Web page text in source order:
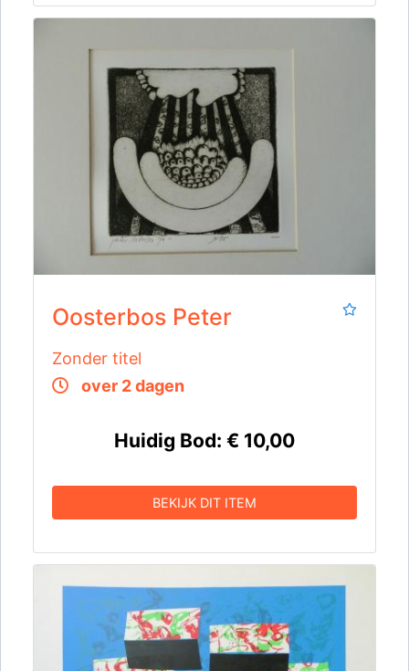
Oosterbos Peter
Zonder titel
over 2 dagen
Huidig Bod: € 10,00
BEKIJK DIT ITEM